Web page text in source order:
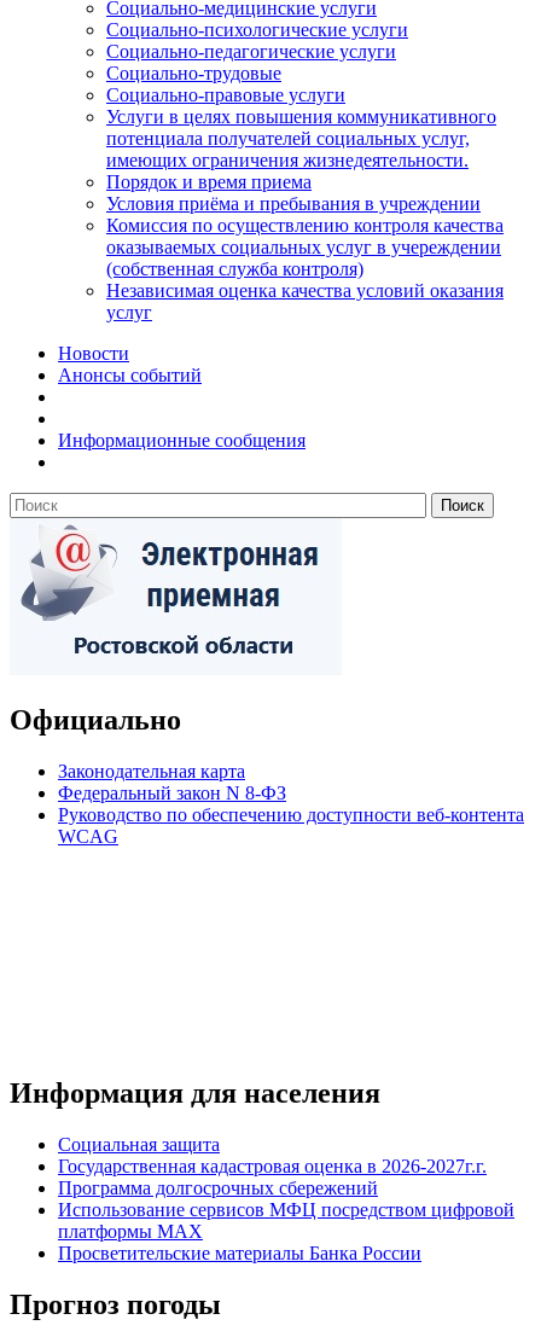
Социально-медицинские услуги
Социально-психологические услуги
Социально-педагогические услуги
Социально-трудовые
Социально-правовые услуги
Услуги в целях повышения коммуникативного
потенциала получателей социальных услуг,
имеющих ограничения жизнедеятельности.
Порядок и время приема
Условия приёма и пребывания в учреждении
Комиссия по осуществлению контроля качества
оказываемых социальных услуг в учереждении
(собственная служба контроля)
Независимая оценка качества условий оказания
услуг
Новости
Анонсы событий
Информационные сообщения
Официально
Законодательная карта
Федеральный закон N 8-ФЗ
Руководство по обеспечению доступности веб-контента
WCAG
Информация для населения
Социальная защита
Государственная кадастровая оценка в 2026-2027г.г.
Программа долгосрочных сбережений
Использование сервисов МФЦ посредством цифровой
платформы MAX
Просветительские материалы Банка России
Прогноз погоды